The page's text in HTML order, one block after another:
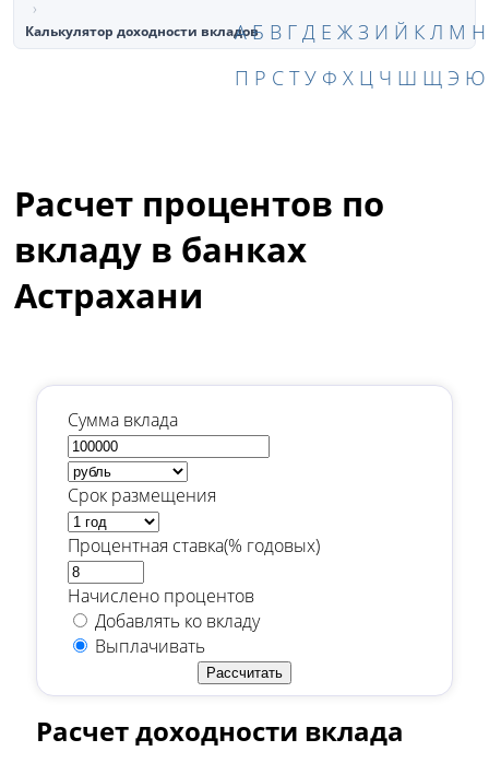
А Б В Г Д Е Ж З И Й К Л М Н
П Р С Т У Ф Х Ц Ч Ш Щ Э Ю
Калькулятор доходности вкладов
Расчет процентов по
вкладу в банках
Астрахани
Сумма вклада
Срок размещения
Процентная ставка(% годовых)
Начислено процентов
Добавлять ко вкладу
Выплачивать
Рассчитать
Расчет доходности вклада